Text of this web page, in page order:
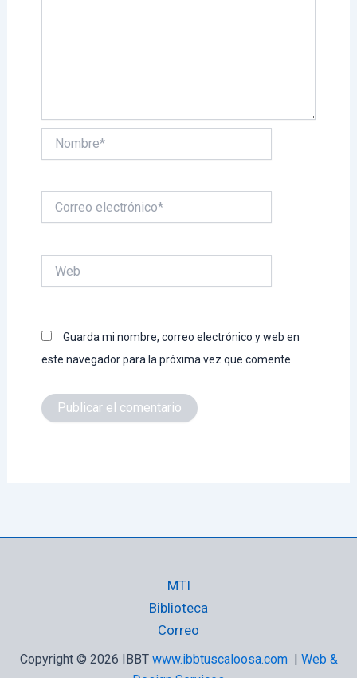
electrónico*
Guarda mi nombre, correo electrónico y web en
este navegador para la próxima vez que comente.
MTI
Biblioteca
Correo
Copyright © 2026 IBBT www.ibbtuscaloosa.com| Web &